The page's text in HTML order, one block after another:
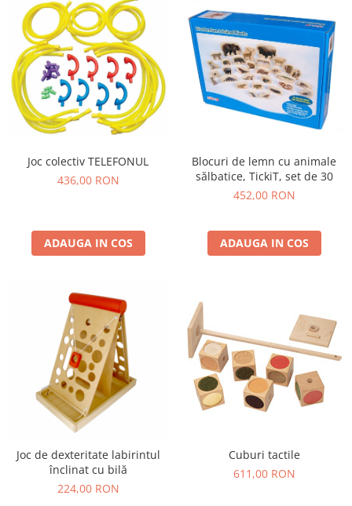
Experimente
Forme
Joc imaginativ
Jucării interactive
Lumina
Lumini si culori
Magnetism
Matematica
Pregătire pentru școală
Sortare si numarare
Stiinte
Hama Maxi Sticks
Margele HAMA MAXI
Mărgele HAMA MIDI
Mărgele HAMA MINI
Perceperea timpului - TimeTimer
Stimulare senzoriala
Stimulare auditiva
Stimulare olfactivă
Stimulare tactila
Stimulare vizuala
Joc colectiv TELEFONUL
436,00 RON
ADAUGA IN COS
Blocuri de lemn cu animale
sălbatice, TickiT, set de 30
452,00 RON
ADAUGA IN COS
Joc de dexteritate labirintul
înclinat cu bilă
224,00 RON
Cuburi tactile
611,00 RON